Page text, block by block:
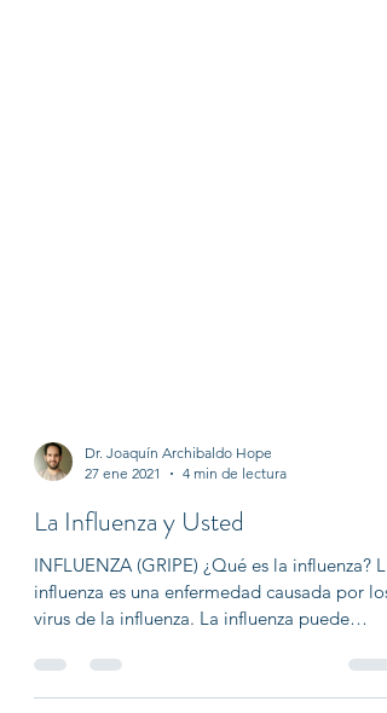
Dr. Joaquín Archibaldo Hope
27 ene 2021
4 min de lectura
La Influenza y Usted
INFLUENZA (GRIPE) ¿Qué es la influenza? La
virus de la influenza. La influenza puede
causar...